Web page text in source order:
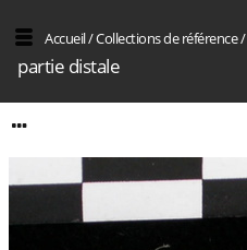
Accueil/Collections de référence/
partie distale